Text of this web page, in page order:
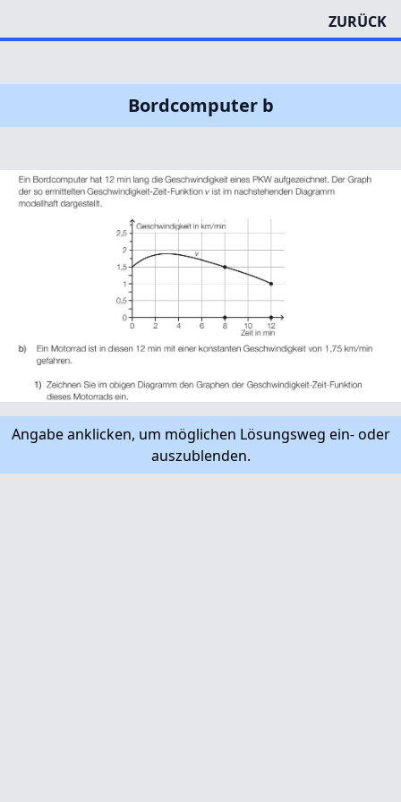
ZURÜCK
Bordcomputer b
Angabe anklicken, um möglichen Lösungsweg ein- oder
auszublenden.